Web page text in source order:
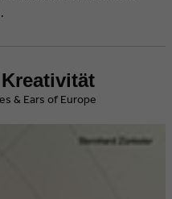
& Ears of Europe